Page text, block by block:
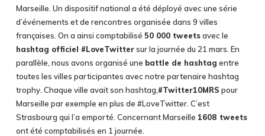
Marseille. Un dispositif national a été déployé avec une série
d’événements et de rencontres organisée dans 9 villes
françaises. On a ainsi comptabilisé 50 000 tweetsavec le
hashtag officiel #LoveTwittersur la journée du 21 mars. En
parallèle, nous avons organisé une battle de hashtag entre
toutes les villes participantes avec notre partenaire hashtag
trophy. Chaque ville avait son hashtag, #Twitter10MRS pour
Marseille par exemple en plus de #LoveTwitter. C’est
Strasbourg qui l’a emporté. Concernant Marseille 1608 tweets
ont été comptabilisés en 1 journée.